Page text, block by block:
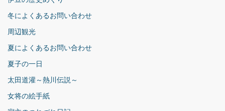
冬によくあるお問い合わせ
周辺観光
夏によくあるお問い合わせ
夏子の一日
太田道灌～熱川伝説～
女将の絵手紙